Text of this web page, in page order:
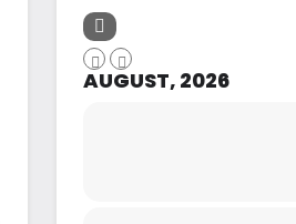
AUGUST, 2026